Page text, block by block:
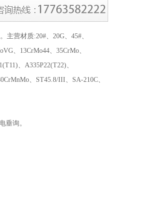
营材质:20#、20G、45#、
、13CrMo44、35CrMo、
、A335P22(T22)、
、ST45.8/III、SA-210C、
垂询。